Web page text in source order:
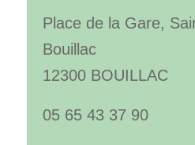
Place de la Gare,
Bouillac
12300 BOUILLAC
05 65 43 37 90